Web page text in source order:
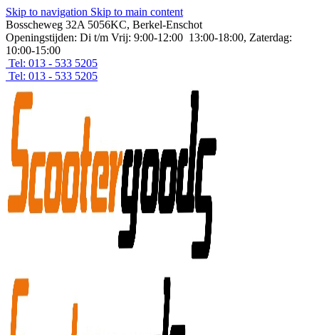
Skip to navigation Skip to main content
Bosscheweg 32A 5056KC, Berkel-Enschot
Openingstijden: Di t/m Vrij: 9:00-12:00 13:00-18:00, Zaterdag:
10:00-15:00
Tel: 013 - 533 5205
Tel: 013 - 533 5205